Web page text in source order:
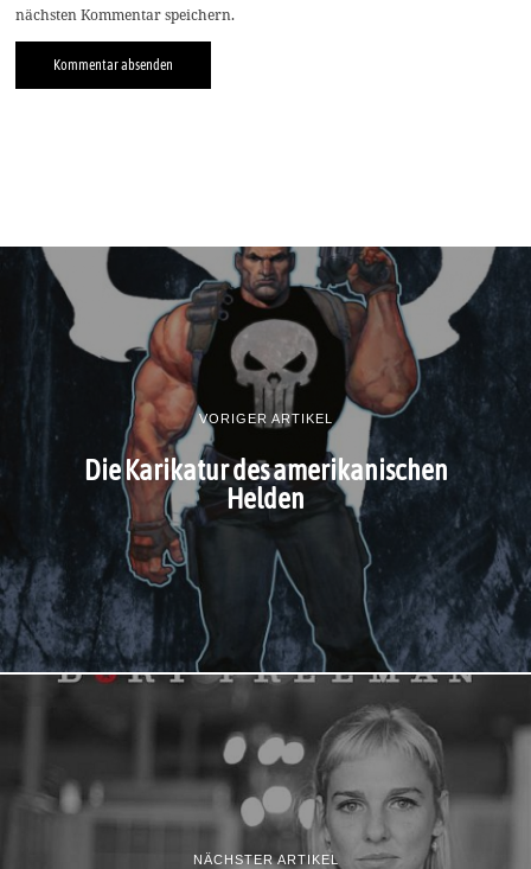
nächsten Kommentar speichern.
VORIGER ARTIKEL
Die Karikatur des amerikanischen
Helden
NÄCHSTER ARTIKEL